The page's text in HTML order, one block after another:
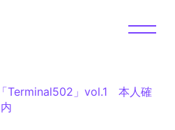
Terminal502」vol.1 本人確